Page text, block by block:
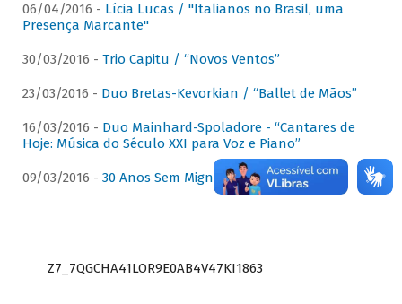
06/04/2016 - Lícia Lucas / "Italianos no Brasil, uma
Presença Marcante"
30/03/2016 - Trio Capitu / “Novos Ventos”
23/03/2016 - Duo Bretas-Kevorkian / “Ballet de Mãos”
16/03/2016 - Duo Mainhard-Spoladore - “Cantares de
Hoje: Música do Século XXI para Voz e Piano”
09/03/2016 - 30 Anos Sem Mignone
Z7_7QGCHA41LOR9E0AB4V47KI1863